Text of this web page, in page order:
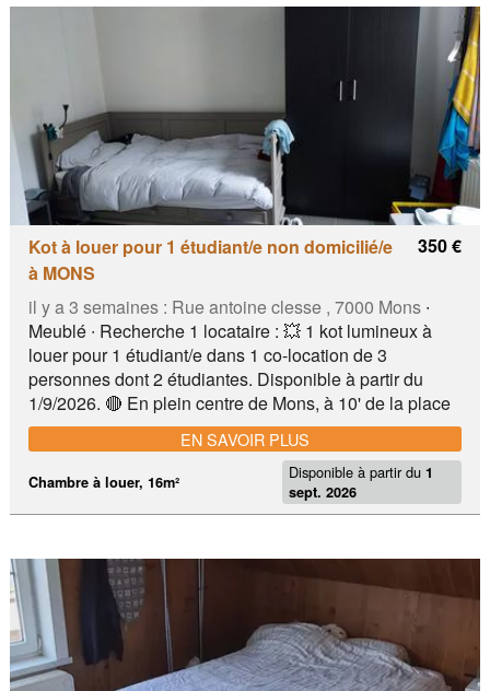
zéro frais d'installation Colocation de 5 personnes, filles
et garçons entre 19 et 23 ans, ambiance calme mais
Kot à louer pour 1 étudiant/e non domicilié/e
à MONS
il y a 3 semaines : Rue antoine clesse , 7000 Mons∙
Meublé ∙ Recherche 1 locataire : 💥 1 kot lumineux à
louer pour 1 étudiant/e dans 1 co-location de 3
personnes dont 2 étudiantes. Disponible à partir du
1/9/2026. 🔴 En plein centre de Mons, à 10' de la place
du Parc, à 10' de la plaine de Nimy, à 10' du carré des
Arts, proche d un supermarché et d un lavoir 🔴 Chaque
kot est meublé: d'un lit, d'une armoire garde-robe, d'un
bureau, d une commode à tiroirs et d'une chaise ✔️1 Kot
au 1er avec 1 lavabo LOYER 350€/mois plus 100€/mois
cuisine, salle de bain et wc séparé. lavoir, superette
(Delhaize), sandwicherie, nombreux restaurants,
parking
Chambre à louer, 16m² Disponible à partir du1
sept. 2026
350 €
EN SAVOIR PLUS